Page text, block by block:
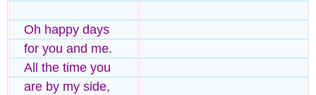
Oh happy days
for you and me.
All the time you
are by my side,